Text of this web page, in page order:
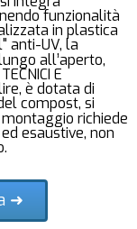
funzionalità
in plastica
anti-UV, la
all’aperto,
E
è dotata di
compost, si
richiede
esaustive, non
➜